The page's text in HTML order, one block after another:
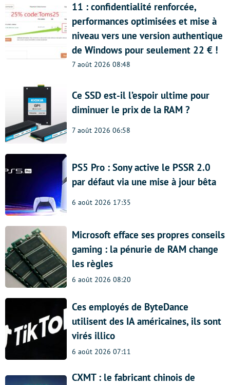
11 : confidentialité renforcée,
performances optimisées et mise à
niveau vers une version authentique
de Windows pour seulement 22 € !
7 août 2026 08:48
Ce SSD est-il l’espoir ultime pour
diminuer le prix de la RAM ?
7 août 2026 06:58
PS5 Pro : Sony active le PSSR 2.0
par défaut via une mise à jour bêta
6 août 2026 17:35
Microsoft efface ses propres conseils
gaming : la pénurie de RAM change
les règles
6 août 2026 08:20
Ces employés de ByteDance
utilisent des IA américaines, ils sont
virés illico
6 août 2026 07:11
CXMT : le fabricant chinois de